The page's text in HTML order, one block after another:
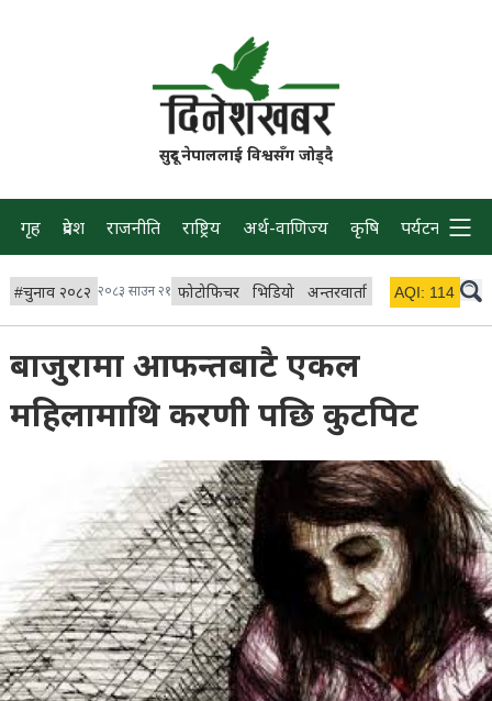
सुदूर नेपाललाई विश्वसँग जोड्दै
गृह प्रदेश राजनीति राष्ट्रिय अर्थ-वाणिज्य कृषि पर्यटन प्रवास
#चुनाव २०८२ २०८३ साउन २१ फोटोफिचर भिडियो अन्तरवार्ता विचार/ब्लग
AQI: 114
बाजुरामा आफन्तबाटै एकल
महिलामाथि करणी पछि कुटपिट